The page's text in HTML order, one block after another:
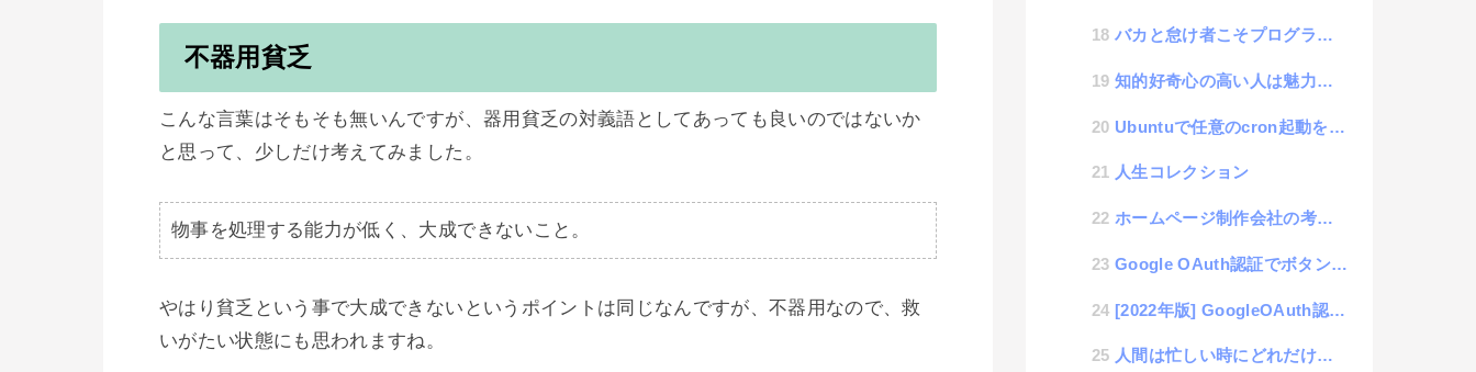
不器用貧乏
こんな言葉はそもそも無いんですが、器用貧乏の対義語としてあっても良いのではないか
と思って、少しだけ考えてみました。
物事を処理する能力が低く、大成できないこと。
やはり貧乏という事で大成できないというポイントは同じなんですが、不器用なので、救
いがたい状態にも思われますね。
バカと怠け者こそプログラミングをやれ
知的好奇心の高い人は魅力的に見える話
Ubuntuで任意のcron起動を確認するストーリー
人生コレクション
ホームページ制作会社の考えるべきビジネス思考
Google OAuth認証でボタン配置方法（安定版）
[2022年版] GoogleOAuth認証の書き方
人間は忙しい時にどれだけ勉強できるかで価値が決まる